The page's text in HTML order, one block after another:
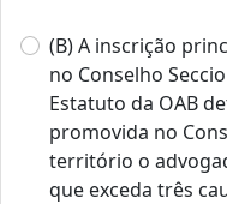
(B) A inscrição
no Conselho
Estatuto da OAB
promovida no
território o
que exceda três